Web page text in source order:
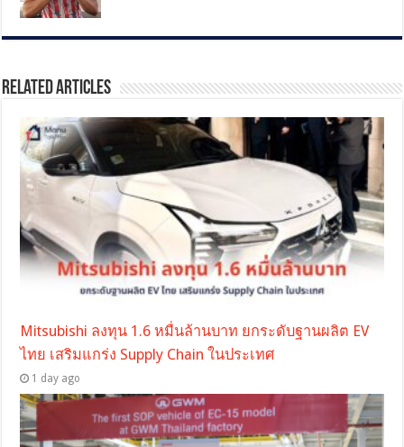
Related Articles
Mitsubishi ลงทุน 1.6 หมื่นล้านบาท ยกระดับฐานผลิต EV
ไทย เสริมแกร่ง Supply Chain ในประเทศ
1 day ago